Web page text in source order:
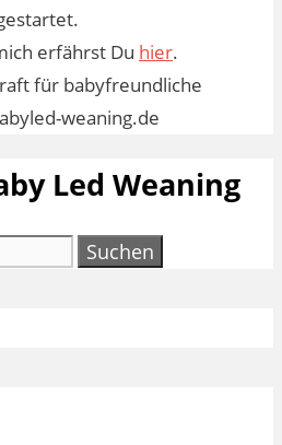
erfährst Du hier.
Led Weaning